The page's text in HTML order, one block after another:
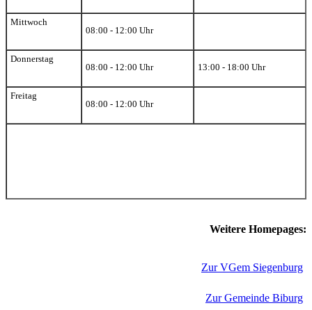
Mittwoch
08:00 - 12:00 Uhr
Donnerstag
08:00 - 12:00 Uhr
13:00 - 18:00 Uhr
Freitag
08:00 - 12:00 Uhr
Weitere Homepages:
Zur VGem Siegenburg
Zur Gemeinde Biburg